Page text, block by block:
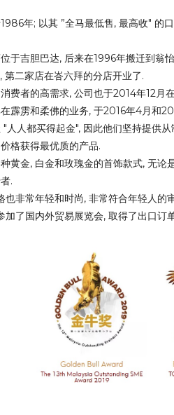
年; 以其 ”全马最低售, 最高收" 的
于吉胆巴达, 后来在1996年搬迁到翁
第二家店在峇六拜的分店开业了.
费者的高需求, 公司也于2014年12月
人人都买得起金", 因此他们坚持提供
格获得最优质的产品.
黄金, 白金和玫瑰金的首饰款式, 无论
.
也非常年轻和时尚, 非常符合年轻人的
加了国内外贸易展览会, 取得了出口订